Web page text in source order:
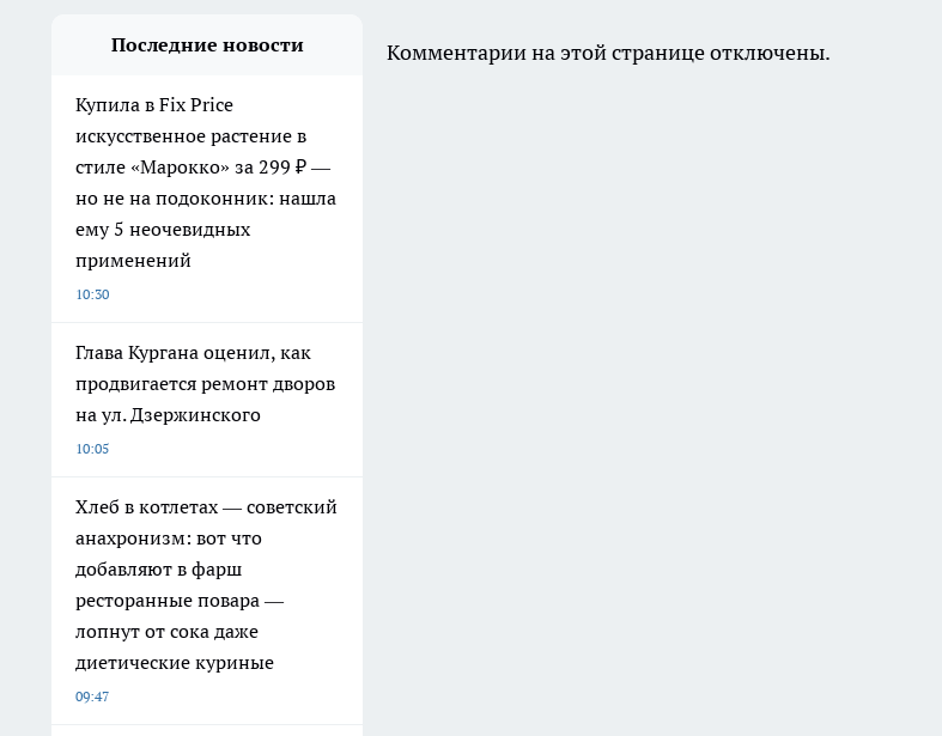
Последние новости
Купила в Fix Price
искусственное растение в
стиле «Марокко» за 299 ₽ —
но не на подоконник: нашла
ему 5 неочевидных
применений
10:30
Глава Кургана оценил, как
продвигается ремонт дворов
на ул. Дзержинского
10:05
Хлеб в котлетах — советский
анахронизм: вот что
добавляют в фарш
ресторанные повара —
лопнут от сока даже
диетические куриные
09:47
Комментарии на этой странице отключены.